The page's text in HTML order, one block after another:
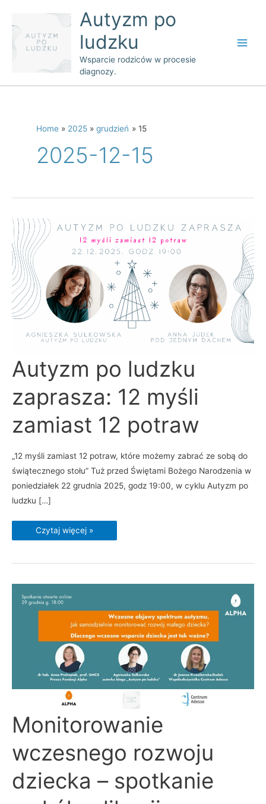
content
Autyzm po
ludzku
Wsparcie rodziców w procesie
diagnozy.
Home 2025 grudzień 15
2025-12-15
Autyzm po ludzku
zaprasza: 12 myśli
zamiast 12 potraw
„12 myśli zamiast 12 potraw, które możemy zabrać ze sobą do
świątecznego stołu” Tuż przed Świętami Bożego Narodzenia w
poniedziałek 22 grudnia 2025, godz 19:00, w cyklu Autyzm po
ludzku […]
po
ludzku
zaprasza:
myśli
zamiast
12
potraw
Czytaj więcej »
Monitorowanie
wczesnego rozwoju
dziecka – spotkanie
Monitorowanie
wczesnego
rozwoju
spotkanie
wokół
ASDetect